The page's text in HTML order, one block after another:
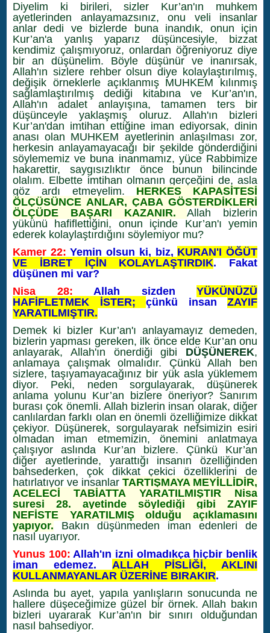
Diyelim ki birileri, sizler Kur’an'ın muhkem
ayetlerinden anlayamazsınız, onu veli insanlar
anlar dedi ve bizlerde buna inandık, onun için
Kur’an'a yanlış yaparız düşüncesiyle, bizzat
kendimiz çalışmıyoruz, onlardan öğreniyoruz diye
bir an düşünelim. Böyle düşünür ve inanırsak,
Allah'ın sizlere rehber olsun diye kolaylaştırılmış,
değişik örneklerle açıklanmış MUHKEM kılınmış
sağlamlaştırılmış dediği kitabına ve Kur’an'ın,
Allah'ın adalet anlayışına, tamamen ters bir
düşünceyle yaklaşmış oluruz. Allah'ın bizleri
Kur’an'dan imtihan ettiğine iman ediyorsak, dinin
anası olan MUHKEM ayetlerinin anlaşılması zor,
herkesin anlayamayacağı bir şekilde gönderdiğini
söylememiz ve buna inanmamız, yüce Rabbimize
hakarettir, saygısızlıktır önce bunun bilincinde
olalım. Elbette imtihan olmanın gerçeğini de, asla
göz ardı etmeyelim. HERKES KAPASİTESİ
ÖLÇÜSÜNCE ANLAR, ÇABA GÖSTERDİKLERİ
ÖLÇÜDE BAŞARI KAZANIR.
Allah bizlerin
yükünü hafiflettiğini, onun içinde Kur’an'ı yemin
ederek kolaylaştırdığını söylemiyor mu?
Kamer 22: Yemin olsun ki, biz, KURAN'I ÖĞÜT
VE İBRET İÇİN KOLAYLAŞTIRDIK. Fakat
düşünen mi var?
Nisa 28: Allah sizden YÜKÜNÜZÜ
HAFİFLETMEK İSTER; çünkü insan ZAYIF
YARATILMIŞTIR.
Demek ki bizler Kur’an'ı anlayamayız demeden,
bizlerin yapması gereken, ilk önce elde Kur’an onu
anlayarak, Allah'ın önerdiği gibi DÜŞÜNEREK,
anlamaya çalışmak olmalıdır. Çünkü Allah ben
sizlere, taşıyamayacağınız bir yük asla yüklemem
diyor. Peki, neden sorgulayarak, düşünerek
anlama yolunu Kur’an bizlere öneriyor? Sanırım
burası çok önemli. Allah bizlerin insan olarak, diğer
canlılardan farklı olan en önemli özelliğimize dikkat
çekiyor. Düşünerek, sorgulayarak nefsimizin esiri
olmadan iman etmemizin, önemini anlatmaya
çalışıyor aslında Kur’an bizlere. Çünkü Kur’an
diğer ayetlerinde, yarattığı insanın özelliğinden
bahsederken, çok dikkat çekici özelliklerini de
hatırlatıyor ve insanlar TARTIŞMAYA MEYİLLİDİR,
ACELECİ TABİATTA YARATILMIŞTIR Nisa
suresi 28. ayetinde söylediği gibi ZAYIF
NEFİSTE YARATILMIŞ olduğu açıklamasını
yapıyor. Bakın düşünmeden iman edenleri de
nasıl uyarıyor.
Yunus 100:Allah'ın izni olmadıkça hiçbir benlik
iman edemez. ALLAH PİSLİĞİ, AKLINI
KULLANMAYANLAR ÜZERİNE BIRAKIR.
Aslında bu ayet, yapıla yanlışların sonucunda ne
hallere düşeceğimize güzel bir örnek. Allah bakın
bizleri uyararak Kur’an'ın bir sınırı olduğundan
nasıl bahsediyor.